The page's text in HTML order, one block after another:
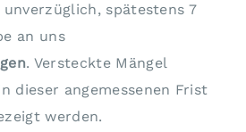
spätestens 7
an uns
. Versteckte Mängel
dieser angemessenen Frist
werden.